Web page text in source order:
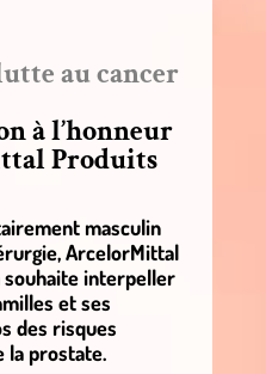
au cancer
à l’honneur
Produits
masculin
ArcelorMittal
souhaite interpeller
et ses
des risques
la prostate.